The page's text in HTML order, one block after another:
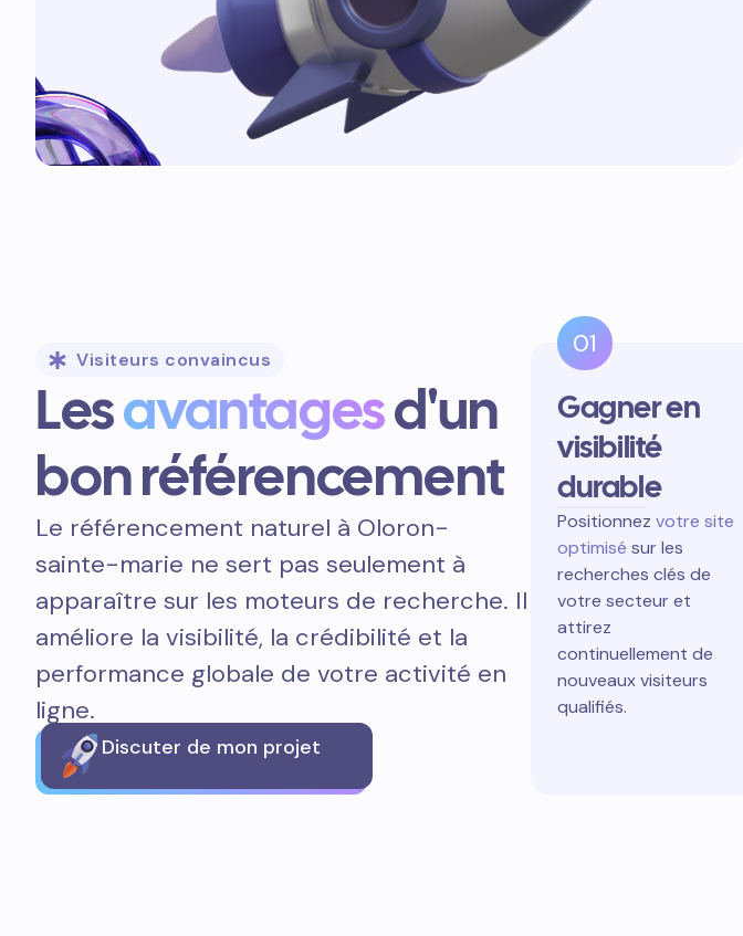
Visiteurs convaincus
Lesavantagesd'un
bon référencement
Le référencement naturel à Oloron-
sainte-marie ne sert pas seulement à
apparaître sur les moteurs de recherche. Il
améliore la visibilité, la crédibilité et la
performance globale de votre activité en
ligne.
Discuter de mon projet
01
Gagner en
visibilité
durable
Positionnez votre site
optimisé sur les
recherches clés de
votre secteur et
attirez
continuellement de
nouveaux visiteurs
qualifiés.